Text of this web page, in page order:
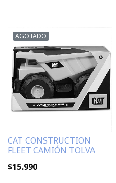
AGOTADO
CAT CONSTRUCTION
FLEET CAMIÓN TOLVA
$15.990